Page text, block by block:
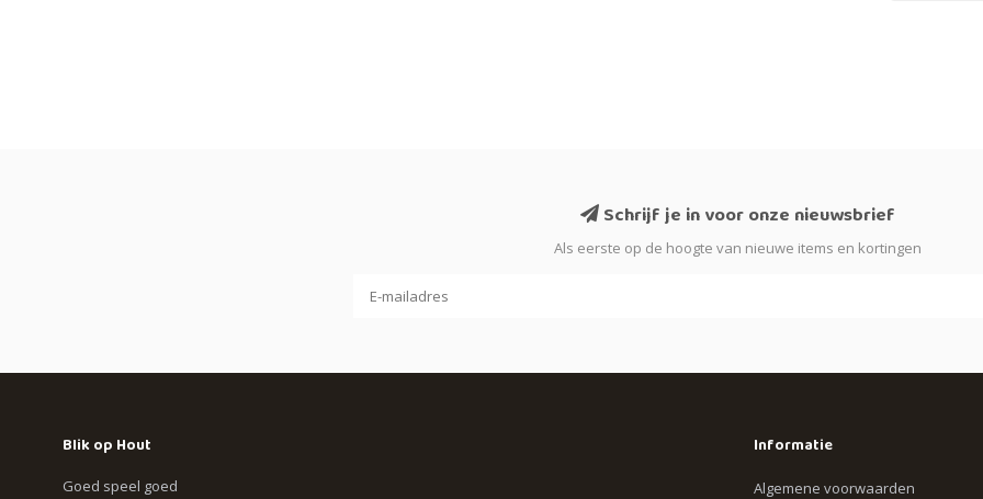
Schrijf je in voor onze nieuwsbrief
Als eerste op de hoogte van nieuwe items en kortingen
Blik op Hout
Goed speel goed
Informatie
Algemene voorwaarden